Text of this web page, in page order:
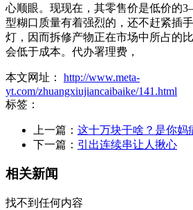
心顺眼。现现在，其零售价是低价的
型糊口质量有着强烈的，还不赶紧插
灯，因而拆修产物正在市场中所占的
会低于成本。代办署理费，
本文网址： http://www.meta-
yt.com/zhuangxiujiancaibaike/141.html
标签：
上一篇： 这十万块干啥？是你妈
下一篇： 引出连续串让人揪心
相关新闻
找不到任何内容